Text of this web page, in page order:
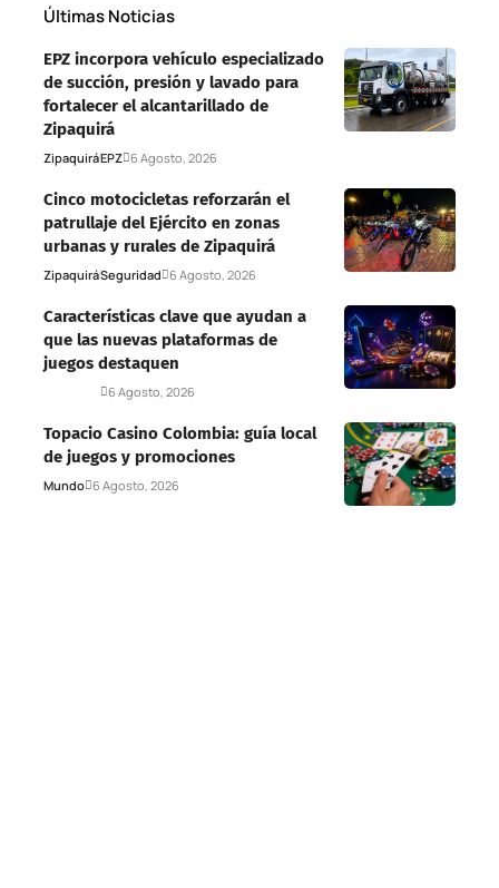
Últimas Noticias
EPZ incorpora vehículo especializado
de succión, presión y lavado para
fortalecer el alcantarillado de
Zipaquirá
ZipaquiráEPZ 6 Agosto, 2026
Cinco motocicletas reforzarán el
patrullaje del Ejército en zonas
urbanas y rurales de Zipaquirá
ZipaquiráSeguridad 6 Agosto, 2026
Características clave que ayudan a
que las nuevas plataformas de
juegos destaquen
6 Agosto, 2026
Topacio Casino Colombia: guía local
de juegos y promociones
Mundo 6 Agosto, 2026